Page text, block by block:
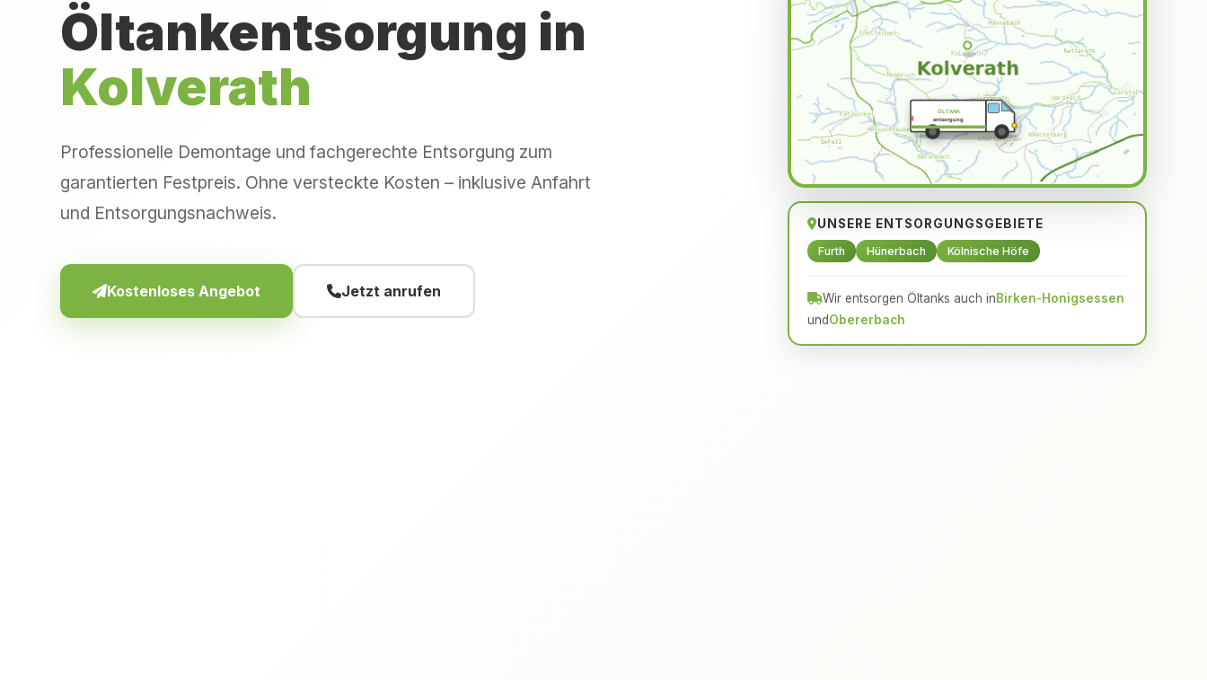
Öltankentsorgung in
Kolverath
Professionelle Demontage und fachgerechte Entsorgung zum
garantierten Festpreis. Ohne versteckte Kosten – inklusive Anfahrt
und Entsorgungsnachweis.
Kostenloses Angebot Jetzt anrufen
ÖLTANK
entsorgung
UNSERE ENTSORGUNGSGEBIETE
Furth Hünerbach Kölnische Höfe
Wir entsorgen Öltanks auch inBirken-Honigsessen
undObererbach